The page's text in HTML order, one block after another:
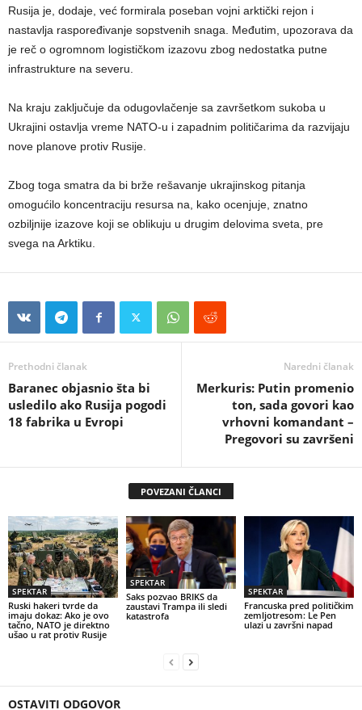
Rusija je, dodaje, već formirala poseban vojni arktički rejon i
nastavlja raspoređivanje sopstvenih snaga. Međutim, upozorava da
je reč o ogromnom logističkom izazovu zbog nedostatka putne
infrastrukture na severu.
Na kraju zaključuje da odugovlačenje sa završetkom sukoba u
Ukrajini ostavlja vreme NATO-u i zapadnim političarima da razvijaju
nove planove protiv Rusije.
Zbog toga smatra da bi brže rešavanje ukrajinskog pitanja
omogućilo koncentraciju resursa na, kako ocenjuje, znatno
ozbiljnije izazove koji se oblikuju u drugim delovima sveta, pre
svega na Arktiku.
Prethodni članak
Baranec objasnio šta bi
usledilo ako Rusija pogodi
18 fabrika u Evropi
Naredni članak
Merkuris: Putin promenio
ton, sada govori kao
vrhovni komandant –
Pregovori su završeni
POVEZANI ČLANCI
SPEKTAR
Ruski hakeri tvrde da
imaju dokaz: Ako je ovo
tačno, NATO je direktno
ušao u rat protiv Rusije
SPEKTAR
Saks pozvao BRIKS da
zaustavi Trampa ili sledi
katastrofa
SPEKTAR
Francuska pred političkim
zemljotresom: Le Pen
ulazi u završni napad
OSTAVITI ODGOVOR